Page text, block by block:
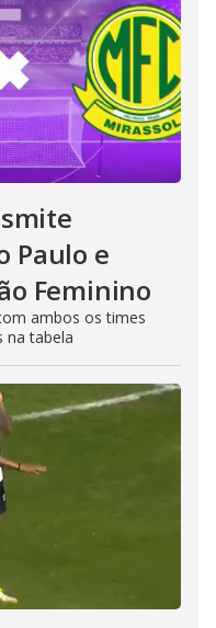
Paulo e
Feminino
ambos os times
na tabela